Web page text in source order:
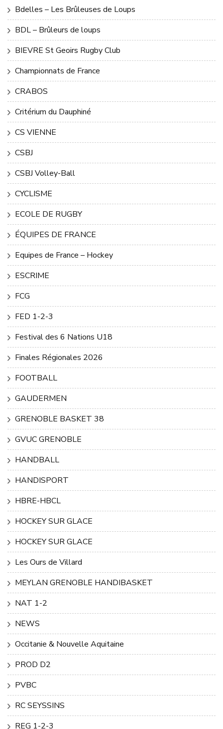
Bdelles – Les Brûleuses de Loups
BDL – Brûleurs de loups
BIEVRE St Geoirs Rugby Club
Championnats de France
CRABOS
Critérium du Dauphiné
CS VIENNE
CSBJ
CSBJ Volley-Ball
CYCLISME
ECOLE DE RUGBY
ÉQUIPES DE FRANCE
Equipes de France – Hockey
ESCRIME
FCG
FED 1-2-3
Festival des 6 Nations U18
Finales Régionales 2026
FOOTBALL
GAUDERMEN
GRENOBLE BASKET 38
GVUC GRENOBLE
HANDBALL
HANDISPORT
HBRE-HBCL
HOCKEY SUR GLACE
HOCKEY SUR GLACE
Les Ours de Villard
MEYLAN GRENOBLE HANDIBASKET
NAT 1-2
NEWS
Occitanie & Nouvelle Aquitaine
PROD D2
PVBC
RC SEYSSINS
REG 1-2-3